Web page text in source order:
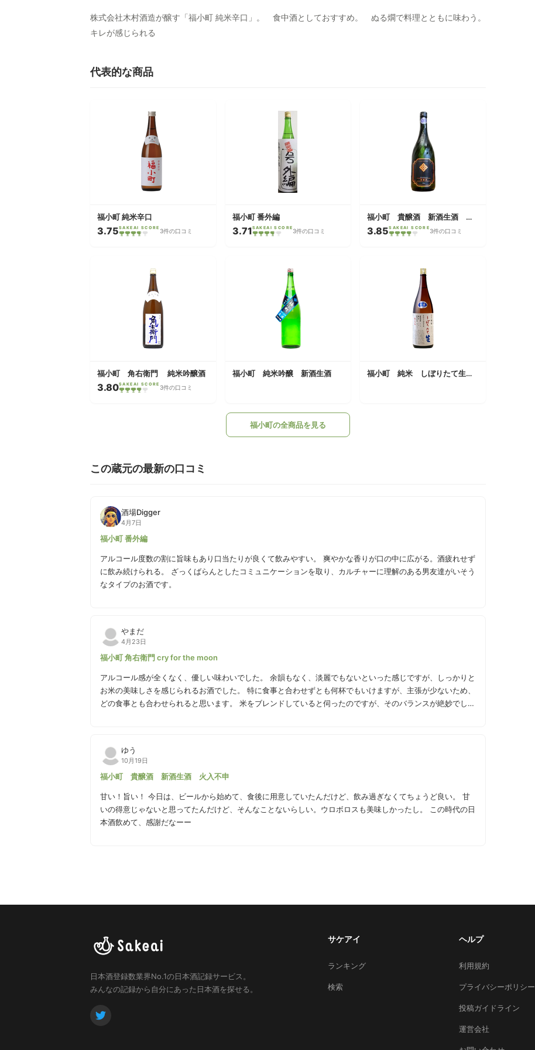
株式会社木村酒造が醸す「福小町 純米辛口」。 食中酒としておすすめ。 ぬる燗で料理とともに味わう。
キレが感じられる
代表的な商品
福小町 純米辛口
3.75SAKEAI SCORE 3件の口コミ
福小町 番外編
3.71SAKEAI SCORE 3件の口コミ
福小町 貴醸酒 新酒生酒 火入不申
3.85SAKEAI SCORE 3件の口コミ
福小町 角右衛門 純米吟醸酒
3.80SAKEAI SCORE 3件の口コミ
福小町 純米吟醸 新酒生酒 福小町 純米 しぼりたて生原酒
福小町の全商品を見る
この蔵元の最新の口コミ
酒場Digger
4月7日
福小町 番外編
アルコール度数の割に旨味もあり口当たりが良くて飲みやすい。 爽やかな香りが口の中に広がる。酒疲れせず
に飲み続けられる。 ざっくばらんとしたコミュニケーションを取り、カルチャーに理解のある男友達がいそう
なタイプのお酒です。
やまだ
4月23日
福小町 角右衛門 cry for the moon
アルコール感が全くなく、優しい味わいでした。 余韻もなく、淡麗でもないといった感じですが、しっかりと
お米の美味しさを感じられるお酒でした。 特に食事と合わせずとも何杯でもいけますが、主張が少ないため、
どの食事とも合わせられると思います。 米をブレンドしていると伺ったのですが、そのバランスが絶妙でし
ゆう
10月19日
福小町 貴醸酒 新酒生酒 火入不申
甘い！旨い！ 今日は、ビールから始めて、食後に用意していたんだけど、飲み過ぎなくてちょうど良い。 甘
いの得意じゃないと思ってたんだけど、そんなことないらしい。ウロボロスも美味しかったし。 この時代の日
本酒飲めて、感謝だなーー
日本酒登録数業界No.1の日本酒記録サービス。
みんなの記録から自分にあった日本酒を探せる。
サケアイ
ランキング
検索
ヘルプ
利用規約
プライバシーポリシー
投稿ガイドライン
運営会社